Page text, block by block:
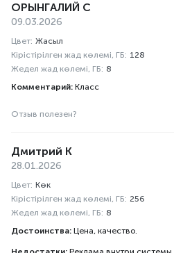
ОРЫНГАЛИЙ С
09.03.2026
Цвет: Жасыл
Кірістірілген жад көлемі, ГБ: 128
Жедел жад көлемі, ГБ: 8
Комментарий: Класс
Отзыв полезен?
Дмитрий К
28.01.2026
Цвет: Көк
Кірістірілген жад көлемі, ГБ: 256
Жедел жад көлемі, ГБ: 8
Достоинства: Цена, качество.